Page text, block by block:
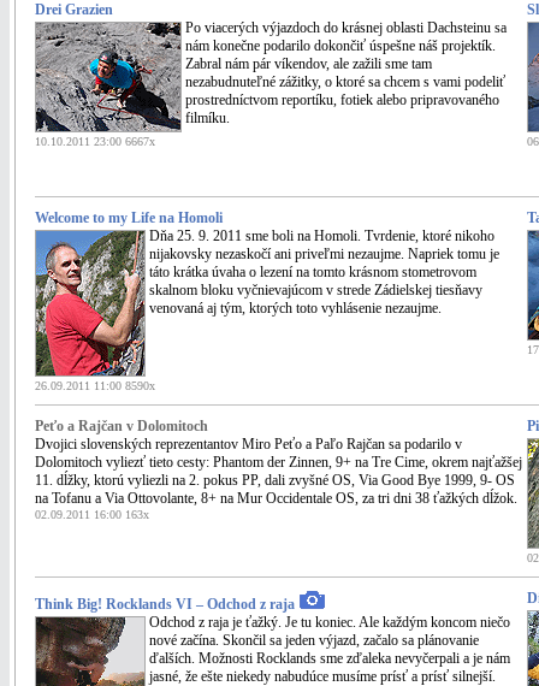
Drei Grazien
Po viacerých výjazdoch do krásnej oblasti Dachsteinu sa
nám konečne podarilo dokončiť úspešne náš projektík.
Zabral nám pár víkendov, ale zažili sme tam
nezabudnuteľné zážitky, o ktoré sa chcem s vami podeliť
prostredníctvom reportíku, fotiek alebo pripravovaného
filmíku.
10.10.2011 23:00 6667x
Welcome to my Life na Homoli
Dňa 25. 9. 2011 sme boli na Homoli. Tvrdenie, ktoré nikoho
nijakovsky nezaskočí ani priveľmi nezaujme. Napriek tomu je
táto krátka úvaha o lezení na tomto krásnom stometrovom
skalnom bloku vyčnievajúcom v strede Zádielskej tiesňavy
venovaná aj tým, ktorých toto vyhlásenie nezaujme.
26.09.2011 11:00 8590x
Peťo a Rajčan v Dolomitoch
Dvojici slovenských reprezentantov Miro Peťo a Paľo Rajčan sa podarilo v
Dolomitoch vyliezť tieto cesty: Phantom der Zinnen, 9+ na Tre Cime, okrem najťažšej
11. dĺžky, ktorú vyliezli na 2. pokus PP, dali zvyšné OS, Via Good Bye 1999, 9- OS
na Tofanu a Via Ottovolante, 8+ na Mur Occidentale OS, za tri dni 38 ťažkých dĺžok.
02.09.2011 16:00 163x
Think Big! Rocklands VI – Odchod z raja
Odchod z raja je ťažký. Je tu koniec. Ale každým koncom niečo
nové začína. Skončil sa jeden výjazd, začalo sa plánovanie
ďalších. Možnosti Rocklands sme zďaleka nevyčerpali a je nám
jasné, že ešte niekedy nabudúce musíme prísť a prísť silnejší.